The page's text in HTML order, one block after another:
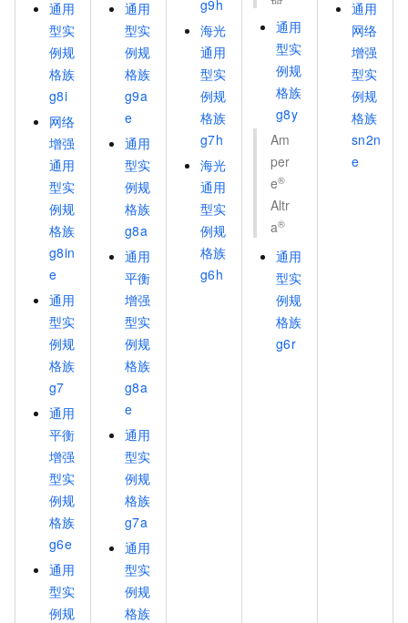
通用
型实
例规
格族
g8i
网络
增强
通用
型实
例规
格族
g8in
e
通用
型实
例规
格族
g7
通用
平衡
增强
型实
例规
格族
g6e
通用
型实
例规
通用
型实
例规
格族
g9a
e
通用
型实
例规
格族
g8a
通用
平衡
增强
型实
例规
格族
g8a
e
通用
型实
例规
格族
g7a
通用
型实
例规
格族
g9h
海光
通用
型实
例规
格族
g7h
海光
通用
型实
例规
格族
g6h
通用
型实
例规
格族
g8y
Am
per
e®
Altr
a®
通用
型实
例规
格族
g6r
通用
网络
增强
型实
例规
格族
sn2n
e